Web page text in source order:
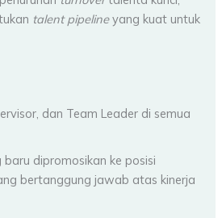
talent pipelineyang kuat untuk
dan Team Leader di semua
baru dipromosikan ke posisi
bertanggung jawab atas kinerja